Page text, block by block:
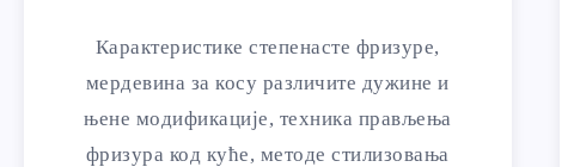
Карактеристике степенасте фризуре,
мердевина за косу различите дужине и
њене модификације, техника прављења
фризура код куће, методе стилизовања